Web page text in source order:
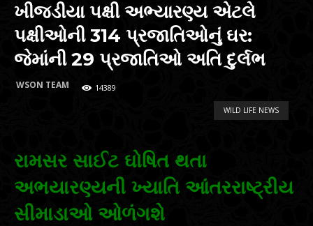
ખીજડીયા પક્ષી અભ્યારણ્ય એટલે
પક્ષીઓની 314 પ્રજાતિઓનું ઘર:
જેમાંની 29 પ્રજાતિઓ અતિ દુર્લભ
WSON TEAM 14389
WILD LIFE NEWS
રામસર સાઈટ ઘોષિત થતા
અભયારણ્યની ખ્યાતિ આંતરરાષ્ટ્રીય
સીમાડાઓ ઓળંગશે